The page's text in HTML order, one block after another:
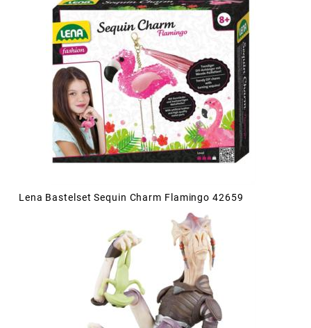
Lena Bastelset Sequin Charm Flamingo 42659